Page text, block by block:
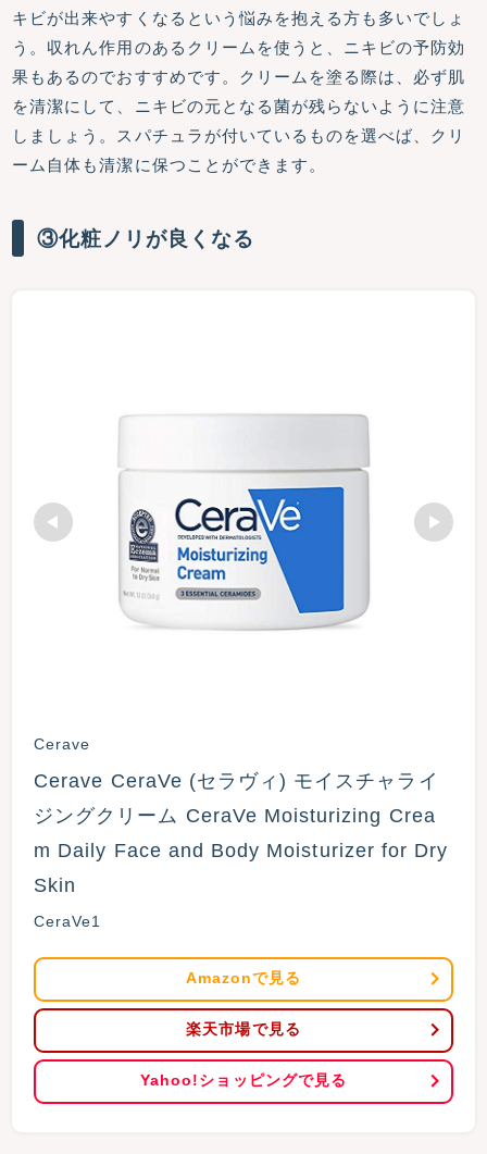
キビが出来やすくなるという悩みを抱える方も多いでしょ
う。収れん作用のあるクリームを使うと、ニキビの予防効
果もあるのでおすすめです。クリームを塗る際は、必ず肌
を清潔にして、ニキビの元となる菌が残らないように注意
しましょう。スパチュラが付いているものを選べば、クリ
ーム自体も清潔に保つことができます。
③化粧ノリが良くなる
Cerave
Cerave CeraVe (セラヴィ) モイスチャライ
ジングクリーム CeraVe Moisturizing Crea
m Daily Face and Body Moisturizer for Dry
Skin
CeraVe1
Amazonで見る
楽天市場で見る
Yahoo!ショッピングで見る